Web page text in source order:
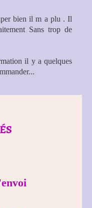
bien il m a plu . Il
Sans trop de
il y a quelques